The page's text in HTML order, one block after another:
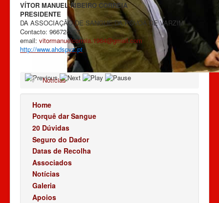
VÍTOR MANUEL RIBEIRO CORREIA
PRESIDENTE
DA ASSOCIAÇÃO DE SANGUE DA PÓVOA DE VARZIM
Contacto: 966724257
email: vitormanuelcorreia.1964@gmail.com
http://www.ahdspvz.pt
Notícias
Home
Porquê dar Sangue
20 Dúvidas
Seguro do Dador
Datas de Recolha
Associados
Notícias
Galeria
Apoios